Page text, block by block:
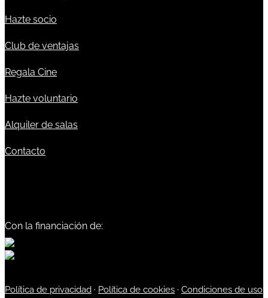
Hazte socio
Club de ventajas
Regala Cine
Hazte voluntario
Alquiler de salas
Contacto
Con la financiación de:
Política de privacidad · Política de cookies · Condiciones de uso